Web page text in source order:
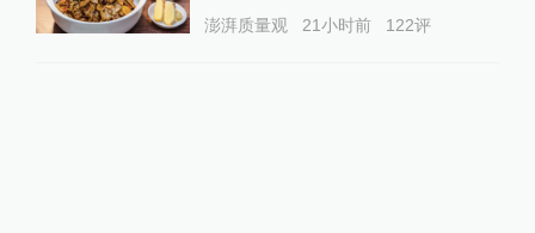
澎湃质量观 21小时前 122评